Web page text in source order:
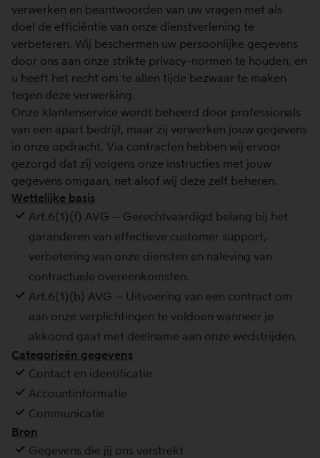
verwerken en beantwoorden van uw vragen met als
doel de efficiëntie van onze dienstverlening te
verbeteren. Wij beschermen uw persoonlijke gegevens
door ons aan onze strikte privacy-normen te houden, en
u heeft het recht om te allen tijde bezwaar te maken
tegen deze verwerking.
Onze klantenservice wordt beheerd door professionals
van een apart bedrijf, maar zij verwerken jouw gegevens
in onze opdracht. Via contracten hebben wij ervoor
gezorgd dat zij volgens onze instructies met jouw
gegevens omgaan, net alsof wij deze zelf beheren.
Wettelijke basis
Art.6(1)(f) AVG – Gerechtvaardigd belang bij het
garanderen van effectieve customer support,
verbetering van onze diensten en naleving van
contractuele overeenkomsten.
Art.6(1)(b) AVG – Uitvoering van een contract om
aan onze verplichtingen te voldoen wanneer je
akkoord gaat met deelname aan onze wedstrijden.
Categorieën gegevens
Contact en identificatie
Accountinformatie
Communicatie
Bron
Gegevens die jij ons verstrekt